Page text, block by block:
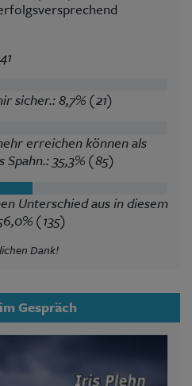
sicher.: 8,7% (21)
erreichen können als
Spahn.: 35,3% (85)
Unterschied aus in diesem
(135)
Dank!
Gespräch